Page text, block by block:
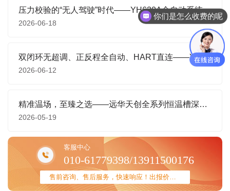
压力校验的“无人驾驶”时代——YH630A全自动系统如何让实验室效率翻倍
2026-06-18
双闭环无超调、正反程全自动、HART直连——YH630A重新定义液压压力校验的天花板
2026-06-12
精准温场，至臻之选——远华天创全系列恒温槽深度解析
2026-05-19
客服中心
010-61779398/13911500176
售前咨询、售后服务，快速响应！出报价方案......123
你们是怎么收费的呢